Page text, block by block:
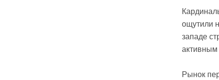
ощутили
западе
активным
Рынок